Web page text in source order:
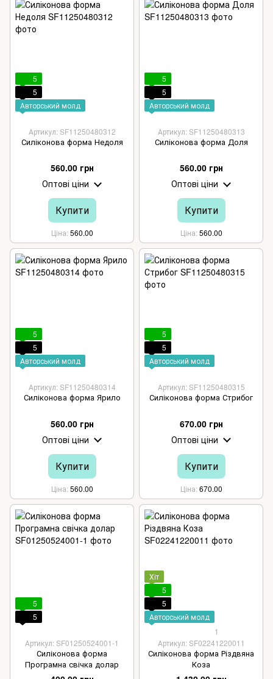
5
5
Авторський молд
Артикул: SF11250480312
Силіконова форма Недоля
560.00 грн
Оптові ціни
Купити
Ціна 560.00
5
5
Авторський молд
Артикул: SF11250480313
Силіконова форма Доля
560.00 грн
Оптові ціни
Купити
Ціна 560.00
5
5
Авторський молд
Артикул: SF11250480314
Силіконова форма Ярило
560.00 грн
Оптові ціни
Купити
Ціна 560.00
5
5
Авторський молд
Артикул: SF11250480315
Силіконова форма Стрибог
670.00 грн
Оптові ціни
Купити
Ціна 670.00
5
5
Артикул: SF01250524001-1
Силіконова форма
Програмна свічка долар
Хіт
5
5
Авторський молд
1
Артикул: SF02241220011
Силіконова форма Різдвяна
Коза